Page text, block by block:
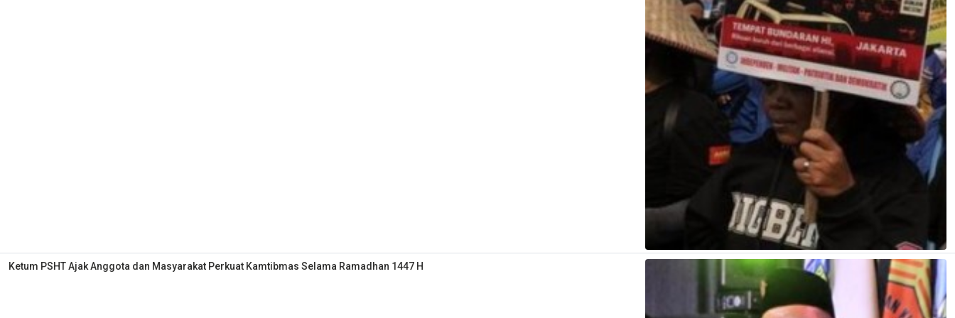
Ketum PSHT Ajak Anggota dan Masyarakat Perkuat Kamtibmas Selama Ramadhan 1447 H